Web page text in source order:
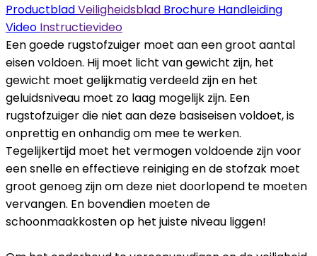
ProductbladVeiligheidsblad Brochure Handleiding
Video Instructievideo
Een goede rugstofzuiger moet aan een groot aantal
eisen voldoen. Hij moet licht van gewicht zijn, het
gewicht moet gelijkmatig verdeeld zijn en het
geluidsniveau moet zo laag mogelijk zijn. Een
rugstofzuiger die niet aan deze basiseisen voldoet, is
onprettig en onhandig om mee te werken.
Tegelijkertijd moet het vermogen voldoende zijn voor
een snelle en effectieve reiniging en de stofzak moet
groot genoeg zijn om deze niet doorlopend te moeten
vervangen. En bovendien moeten de
schoonmaakkosten op het juiste niveau liggen!